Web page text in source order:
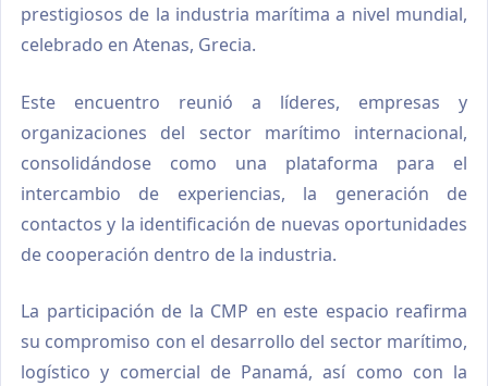
prestigiosos de la industria marítima a nivel mundial,
celebrado en Atenas, Grecia.
Este encuentro reunió a líderes, empresas y
organizaciones del sector marítimo internacional,
consolidándose como una plataforma para el
intercambio de experiencias, la generación de
contactos y la identificación de nuevas oportunidades
de cooperación dentro de la industria.
La participación de la CMP en este espacio reafirma
su compromiso con el desarrollo del sector marítimo,
logístico y comercial de Panamá, así como con la